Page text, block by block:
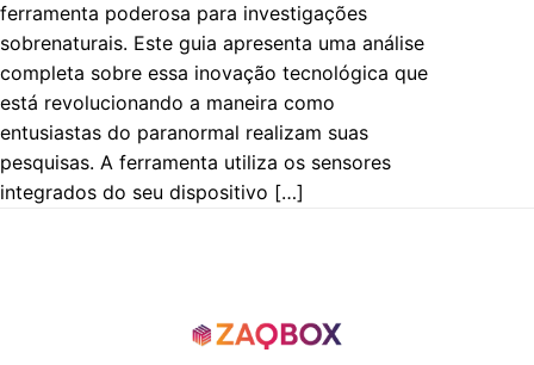
ferramenta poderosa para investigações
sobrenaturais. Este guia apresenta uma análise
completa sobre essa inovação tecnológica que
está revolucionando a maneira como
entusiastas do paranormal realizam suas
pesquisas. A ferramenta utiliza os sensores
integrados do seu dispositivo […]